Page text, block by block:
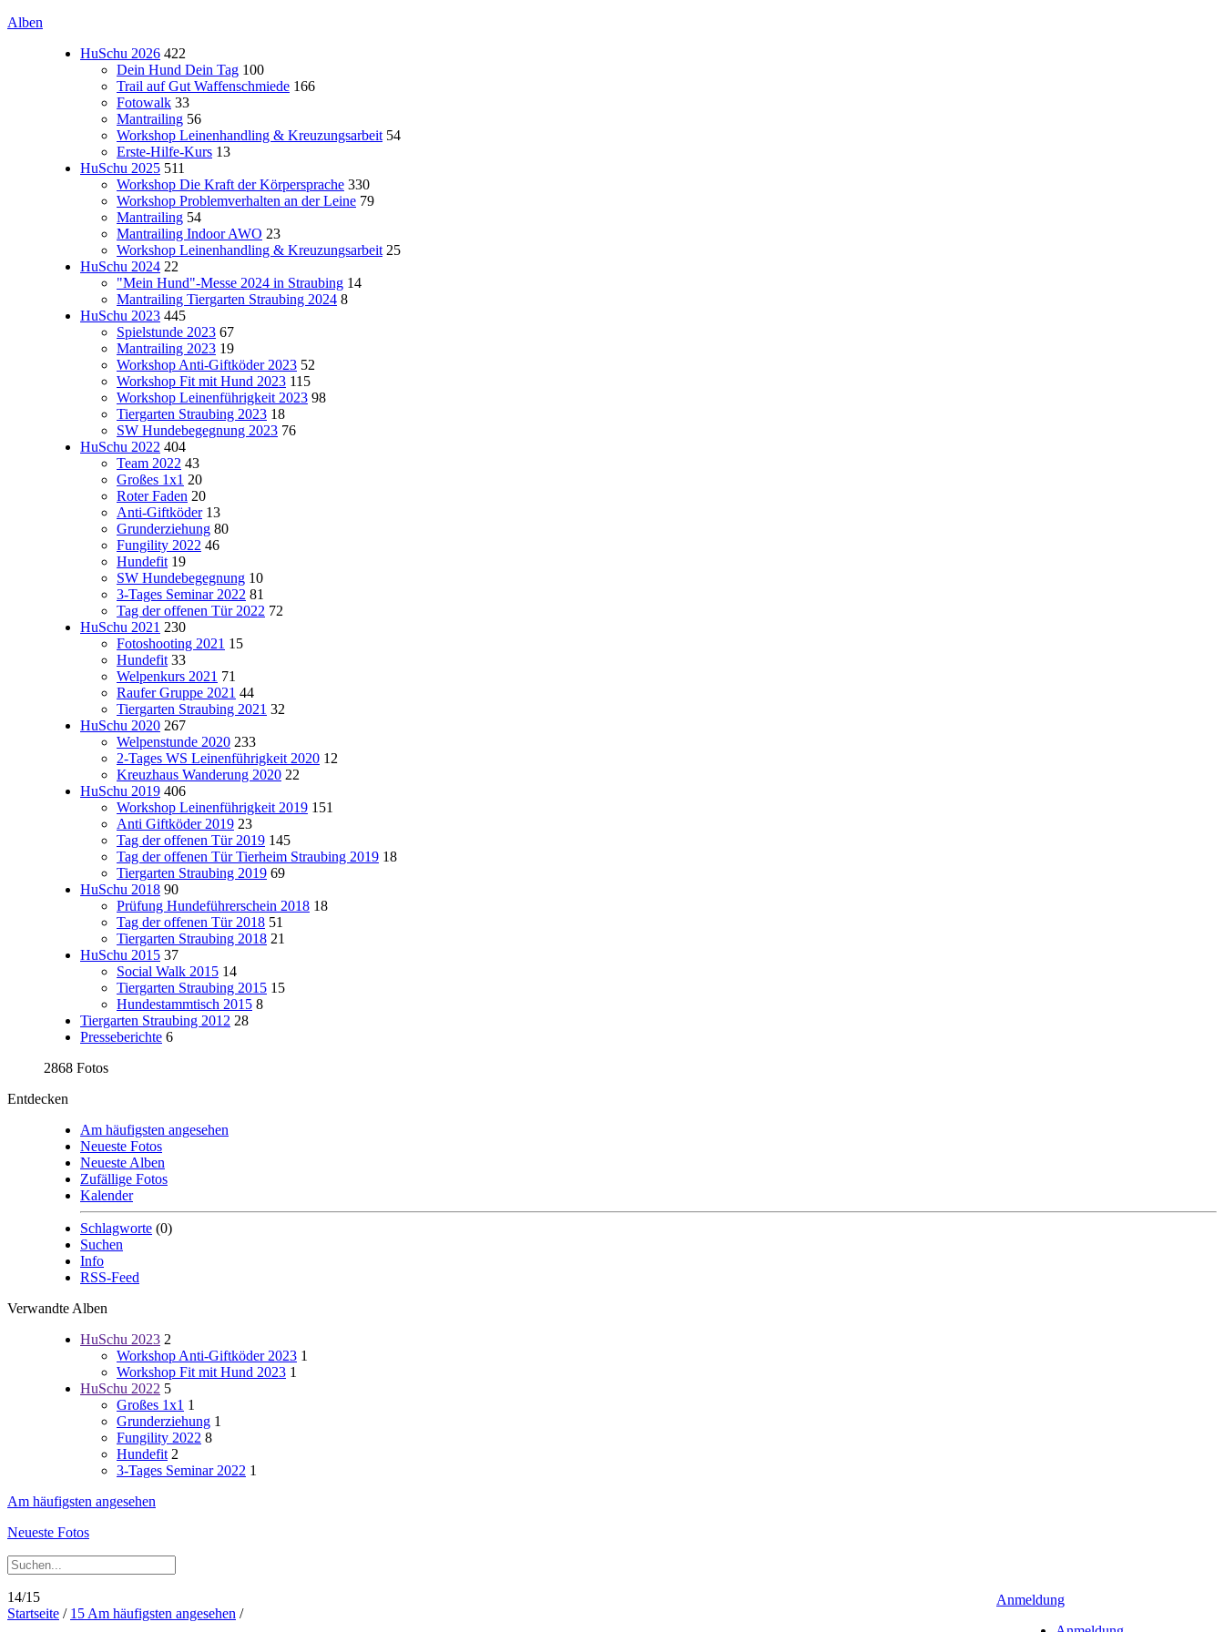
Alben
HuSchu 2026 422
Dein Hund Dein Tag 100
Trail auf Gut Waffenschmiede 166
Fotowalk 33
Mantrailing 56
Workshop Leinenhandling & Kreuzungsarbeit 54
Erste-Hilfe-Kurs 13
HuSchu 2025 511
Workshop Die Kraft der Körpersprache 330
Workshop Problemverhalten an der Leine 79
Mantrailing 54
Mantrailing Indoor AWO 23
Workshop Leinenhandling & Kreuzungsarbeit 25
HuSchu 2024 22
"Mein Hund"-Messe 2024 in Straubing 14
Mantrailing Tiergarten Straubing 2024 8
HuSchu 2023 445
Spielstunde 2023 67
Mantrailing 2023 19
Workshop Anti-Giftköder 2023 52
Workshop Fit mit Hund 2023 115
Workshop Leinenführigkeit 2023 98
Tiergarten Straubing 2023 18
SW Hundebegegnung 2023 76
HuSchu 2022 404
Team 2022 43
Großes 1x1 20
Roter Faden 20
Anti-Giftköder 13
Grunderziehung 80
Fungility 2022 46
Hundefit 19
SW Hundebegegnung 10
3-Tages Seminar 2022 81
Tag der offenen Tür 2022 72
HuSchu 2021 230
Fotoshooting 2021 15
Hundefit 33
Welpenkurs 2021 71
Raufer Gruppe 2021 44
Tiergarten Straubing 2021 32
HuSchu 2020 267
Welpenstunde 2020 233
2-Tages WS Leinenführigkeit 2020 12
Kreuzhaus Wanderung 2020 22
HuSchu 2019 406
Workshop Leinenführigkeit 2019 151
Anti Giftköder 2019 23
Tag der offenen Tür 2019 145
Tag der offenen Tür Tierheim Straubing 2019 18
Tiergarten Straubing 2019 69
HuSchu 2018 90
Prüfung Hundeführerschein 2018 18
Tag der offenen Tür 2018 51
Tiergarten Straubing 2018 21
HuSchu 2015 37
Social Walk 2015 14
Tiergarten Straubing 2015 15
Hundestammtisch 2015 8
Tiergarten Straubing 2012 28
Presseberichte 6
2868 Fotos
Entdecken
Am häufigsten angesehen
Neueste Fotos
Neueste Alben
Zufällige Fotos
Kalender
Schlagworte (0)
Suchen
Info
RSS-Feed
Verwandte Alben
HuSchu 2023 2
Workshop Anti-Giftköder 2023 1
Workshop Fit mit Hund 2023 1
HuSchu 2022 5
Großes 1x1 1
Grunderziehung 1
Fungility 2022 8
Hundefit 2
3-Tages Seminar 2022 1
Am häufigsten angesehen
Neueste Fotos
Anmeldung
14/15
Startseite / 15 Am häufigsten angesehen /